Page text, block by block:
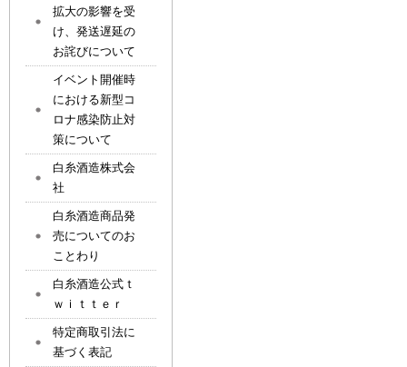
拡大の影響を受
け、発送遅延の
お詫びについて
イベント開催時
における新型コ
ロナ感染防止対
策について
白糸酒造株式会
社
白糸酒造商品発
売についてのお
ことわり
白糸酒造公式ｔ
ｗｉｔｔｅｒ
特定商取引法に
基づく表記